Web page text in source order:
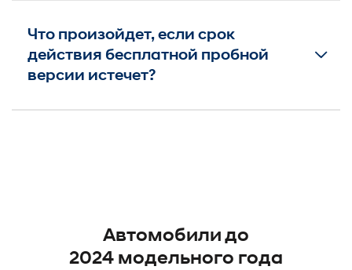
Что произойдет, если срок
действия бесплатной пробной
версии истечет?
Автомобили до
2024 модельного года